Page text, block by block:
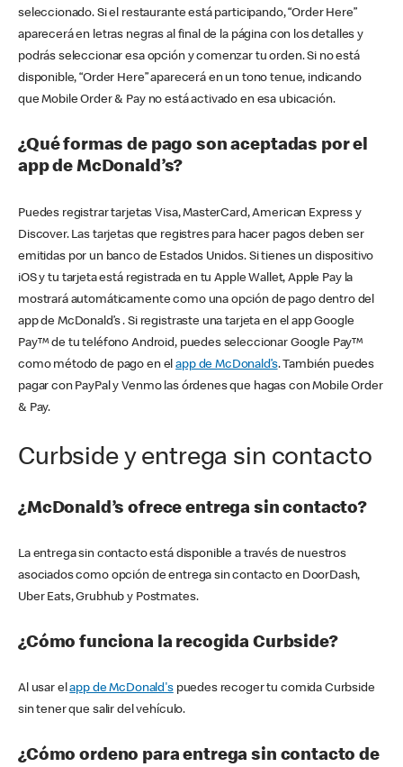
seleccionado. Si el restaurante está participando, “Order Here”
aparecerá en letras negras al final de la página con los detalles y
podrás seleccionar esa opción y comenzar tu orden. Si no está
disponible, “Order Here” aparecerá en un tono tenue, indicando
que Mobile Order & Pay no está activado en esa ubicación.
¿Qué formas de pago son aceptadas por el
app de McDonald’s?
Puedes registrar tarjetas Visa, MasterCard, American Express y
Discover. Las tarjetas que registres para hacer pagos deben ser
emitidas por un banco de Estados Unidos. Si tienes un dispositivo
iOS y tu tarjeta está registrada en tu Apple Wallet, Apple Pay la
mostrará automáticamente como una opción de pago dentro del
app de McDonald’s . Si registraste una tarjeta en el app Google
Pay™ de tu teléfono Android, puedes seleccionar Google Pay™
como método de pago en elapp de McDonald’s. También puedes
pagar con PayPal y Venmo las órdenes que hagas con Mobile Order
& Pay.
Curbside y entrega sin contacto
¿McDonald’s ofrece entrega sin contacto?
La entrega sin contacto está disponible a través de nuestros
asociados como opción de entrega sin contacto en DoorDash,
Uber Eats, Grubhub y Postmates.
¿Cómo funciona la recogida Curbside?
Al usar elapp de McDonald'spuedes recoger tu comida Curbside
sin tener que salir del vehículo.
¿Cómo ordeno para entrega sin contacto de